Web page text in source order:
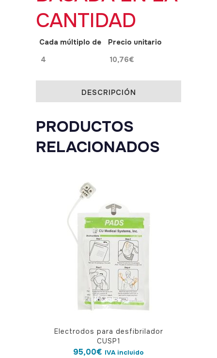
CANTIDAD
Cada múltiplo de
Precio unitario
4
10,76€
DESCRIPCIÓN
PRODUCTOS
RELACIONADOS
Electrodos para desfibrilador
CUSP1
95,00€ IVA incluido